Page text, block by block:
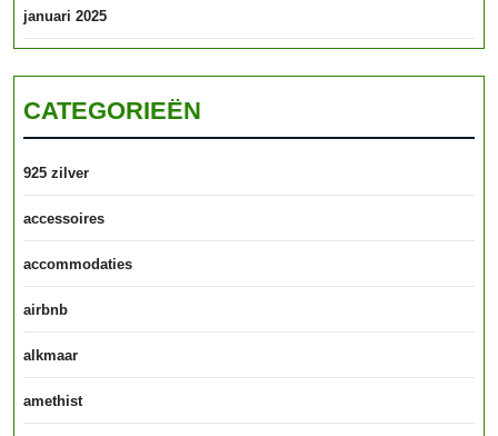
januari 2025
CATEGORIEËN
925 zilver
accessoires
accommodaties
airbnb
alkmaar
amethist